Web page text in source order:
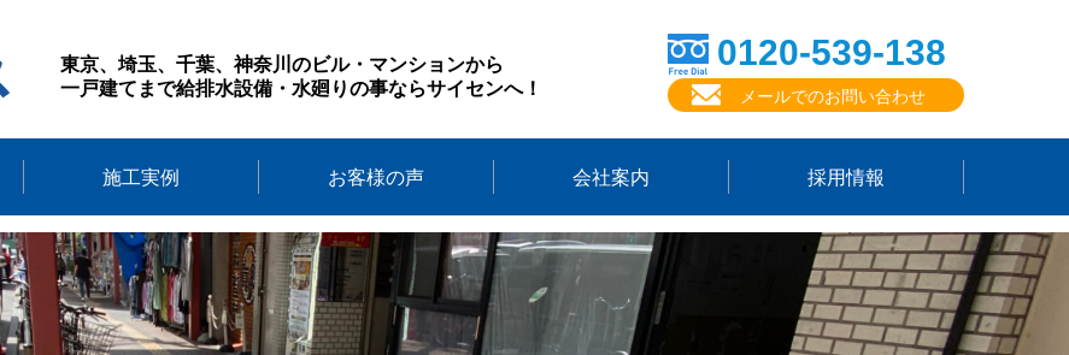
東京、埼玉、千葉、神奈川のビル・マンションから
一戸建てまで給排水設備・水廻りの事ならサイセンへ！
0120-539-138
メールでのお問い合わせ
施工実例 お客様の声 会社案内 採用情報